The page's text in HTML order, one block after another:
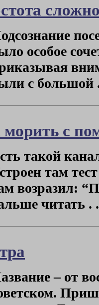
особое
с большой
с
такой
там
возразил:
читать .
– от